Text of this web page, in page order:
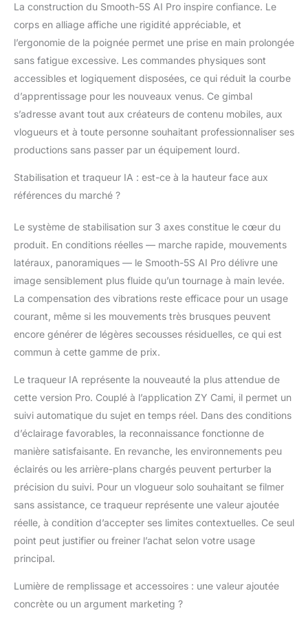
La construction du Smooth-5S AI Pro inspire confiance. Le
corps en alliage affiche une rigidité appréciable, et
l’ergonomie de la poignée permet une prise en main prolongée
sans fatigue excessive. Les commandes physiques sont
accessibles et logiquement disposées, ce qui réduit la courbe
d’apprentissage pour les nouveaux venus. Ce gimbal
s’adresse avant tout aux créateurs de contenu mobiles, aux
vlogueurs et à toute personne souhaitant professionnaliser ses
productions sans passer par un équipement lourd.
Stabilisation et traqueur IA : est-ce à la hauteur face aux
références du marché ?
Le système de stabilisation sur 3 axes constitue le cœur du
produit. En conditions réelles — marche rapide, mouvements
latéraux, panoramiques — le Smooth-5S AI Pro délivre une
image sensiblement plus fluide qu’un tournage à main levée.
La compensation des vibrations reste efficace pour un usage
courant, même si les mouvements très brusques peuvent
encore générer de légères secousses résiduelles, ce qui est
commun à cette gamme de prix.
Le traqueur IA représente la nouveauté la plus attendue de
cette version Pro. Couplé à l’application ZY Cami, il permet un
suivi automatique du sujet en temps réel. Dans des conditions
d’éclairage favorables, la reconnaissance fonctionne de
manière satisfaisante. En revanche, les environnements peu
éclairés ou les arrière-plans chargés peuvent perturber la
précision du suivi. Pour un vlogueur solo souhaitant se filmer
sans assistance, ce traqueur représente une valeur ajoutée
réelle, à condition d’accepter ses limites contextuelles. Ce seul
point peut justifier ou freiner l’achat selon votre usage
principal.
Lumière de remplissage et accessoires : une valeur ajoutée
concrète ou un argument marketing ?